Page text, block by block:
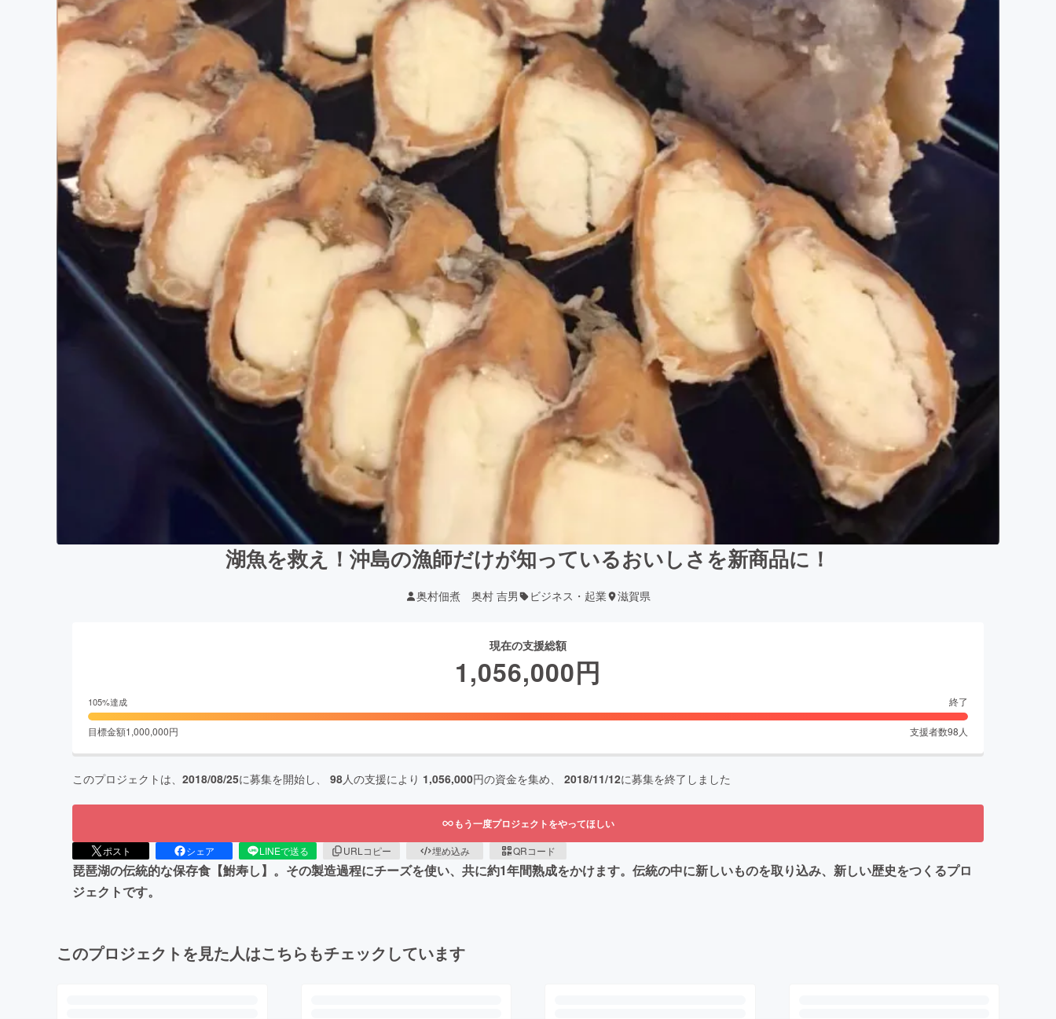
湖魚を救え！沖島の漁師だけが知っているおいしさを新商品に！
奥村佃煮 奥村 吉男 ビジネス・起業 滋賀県
現在の支援総額
1,056,000円
105%達成 終了
目標金額1,000,000円 支援者数98 人
このプロジェクトは、 2018/08/25に募集を開始し、 98人の支援により 1,056,000円の資金を集め、 2018/11/12に募集を終了しました
もう一度プロジェクトをやってほしい
ポスト シェア LINEで送る URLコピー 埋め込み QRコード
琵琶湖の伝統的な保存食【鮒寿し】。その製造過程にチーズを使い、共に約1年間熟成をかけます。伝統の中に新しいものを取り込み、新しい歴史をつくるプロ
ジェクトです。
このプロジェクトを見た人はこちらもチェックしています